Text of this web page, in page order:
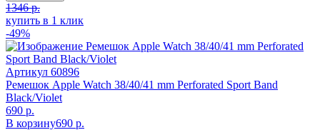
1346 р.
купить в 1 клик
-49%
Артикул 60896
Ремешок Apple Watch 38/40/41 mm Perforated Sport Band
Black/Violet
690 р.
В корзину690 р.